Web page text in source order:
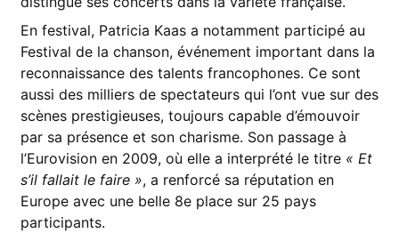
En festival, Patricia Kaas a notamment participé au
Festival de la chanson, événement important dans la
reconnaissance des talents francophones. Ce sont
aussi des milliers de spectateurs qui l’ont vue sur des
scènes prestigieuses, toujours capable d’émouvoir
par sa présence et son charisme. Son passage à
l’Eurovision en 2009, où elle a interprété le titre « Et
s’il fallait le faire », a renforcé sa réputation en
Europe avec une belle 8e place sur 25 pays
participants.